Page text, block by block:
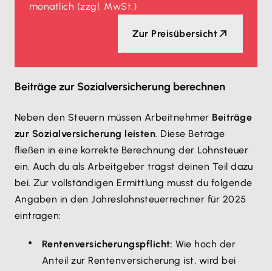
monatlich (zzgl. MwSt.)
Zur Preisübersicht
Beiträge zur Sozialversicherung berechnen
Neben den Steuern müssen Arbeitnehmer Beiträge
zur Sozialversicherung leisten. Diese Beträge
fließen in eine korrekte Berechnung der Lohnsteuer
ein. Auch du als Arbeitgeber trägst deinen Teil dazu
bei. Zur vollständigen Ermittlung musst du folgende
Angaben in den Jahreslohnsteuerrechner für 2025
eintragen:
Rentenversicherungspflicht: Wie hoch der
Anteil zur Rentenversicherung ist, wird bei